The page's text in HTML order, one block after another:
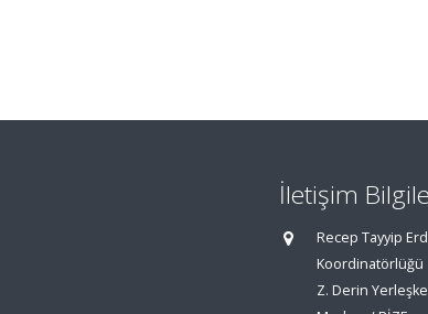
İletişim
Recep Tayyip
Koordinatörlüğü
Z. Derin